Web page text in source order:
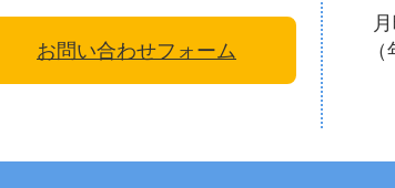
お問い合わせフォーム